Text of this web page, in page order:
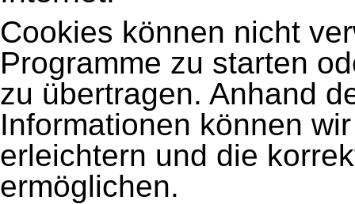
Cookies können nicht
Programme zu starten
zu übertragen. Anhand
Informationen können
erleichtern und die
ermöglichen.